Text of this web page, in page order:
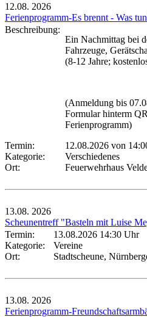
12.08. 2026
Ferienprogramm-Es brennt - Was
Beschreibung:
Ein Nachmittag bei
Fahrzeuge,
(8-12 Jahre;
(Anmeldung bis
Formular hinterm
Ferienprogramm)
Termin:
12.08.2026 von
Kategorie:
Verschiedenes
Ort:
Feuerwehrhaus
13.08. 2026
Scheunentreff "Basteln mit Luise
Termin:
13.08.2026 14:30 Uhr
Kategorie:
Vereine
Ort:
Stadtscheune,
13.08. 2026
Ferienprogramm-